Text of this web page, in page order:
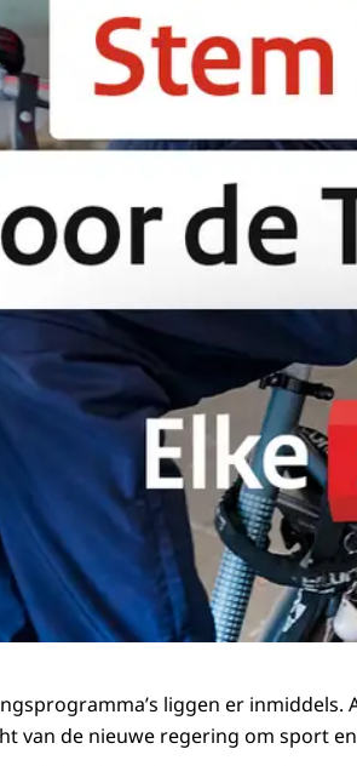
liggen er
van de nieuwe regering om sport